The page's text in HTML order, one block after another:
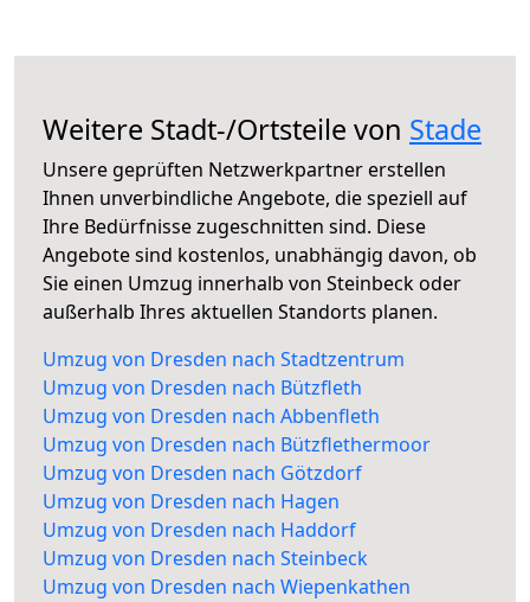
Weitere Stadt-/Ortsteile von Stade
Unsere geprüften Netzwerkpartner erstellen
Ihnen unverbindliche Angebote, die speziell auf
Ihre Bedürfnisse zugeschnitten sind. Diese
Angebote sind kostenlos, unabhängig davon, ob
Sie einen Umzug innerhalb von Steinbeck oder
außerhalb Ihres aktuellen Standorts planen.
Umzug von Dresden nach Stadtzentrum
Umzug von Dresden nach Bützfleth
Umzug von Dresden nach Abbenfleth
Umzug von Dresden nach Bützflethermoor
Umzug von Dresden nach Götzdorf
Umzug von Dresden nach Hagen
Umzug von Dresden nach Haddorf
Umzug von Dresden nach Steinbeck
Umzug von Dresden nach Wiepenkathen